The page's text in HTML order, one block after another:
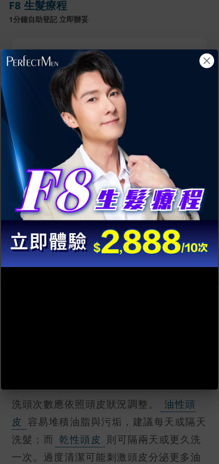
F8 生髮療程
1分鐘自助登記 立即辦妥
我已閱讀並同意有關條款細則及私隱政策。
提交
洗頭次數應依照頭皮狀況調整。
油性頭
皮 容易堆積油脂與污垢，建議每天或隔天
洗髮；而 乾性頭皮 則可隔兩天或更久洗
一次。過度清潔可能刺激頭皮分泌更多油